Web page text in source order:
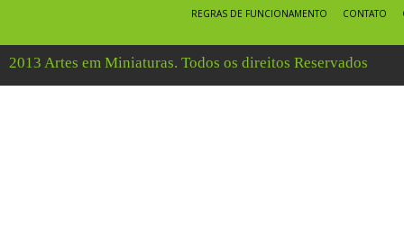
REGRAS DE FUNCIONAMENTO CONTATO
2013 Artes em Miniaturas. Todos os direitos Reservados